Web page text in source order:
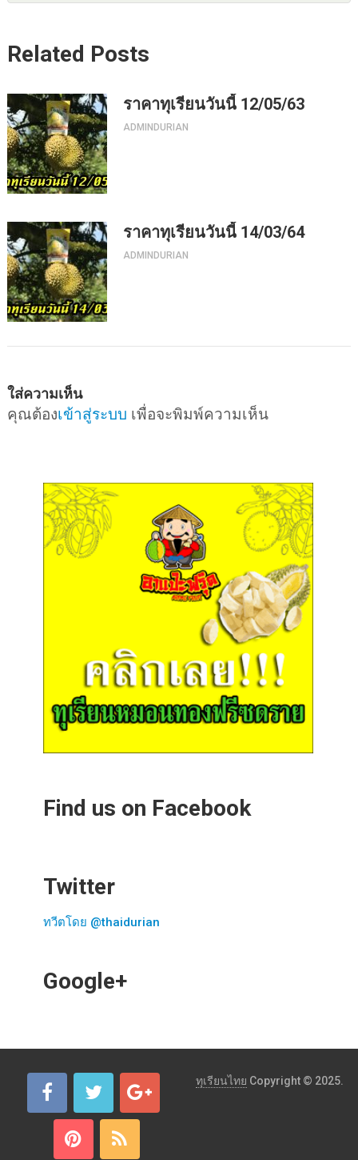
Related Posts
ราคาทุเรียนวันนี้ 12/05/63
ADMINDURIAN
ราคาทุเรียนวันนี้ 14/03/64
ADMINDURIAN
ใส่ความเห็น
คุณต้องเข้าสู่ระบบ เพื่อจะพิมพ์ความเห็น
Find us on Facebook
Twitter
ทวีตโดย @thaidurian
Google+
ทุเรียนไทย Copyright © 2025.